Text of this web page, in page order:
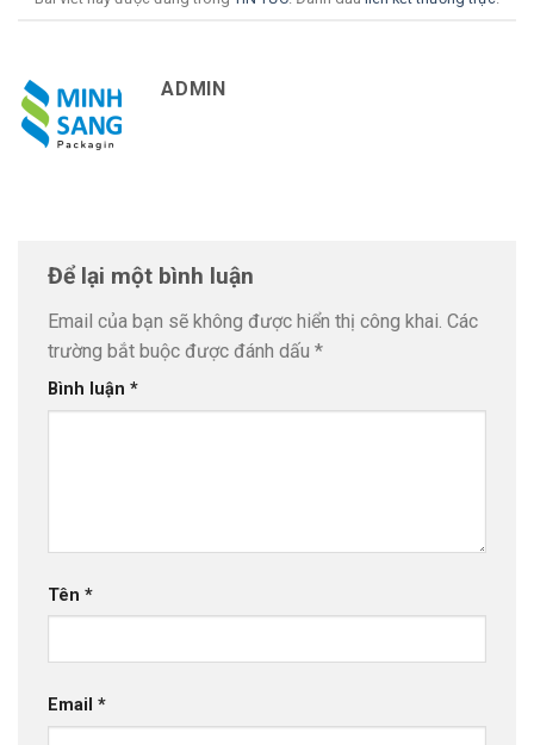
ADMIN
Để lại một bình luận
Email của bạn sẽ không được hiển thị công khai. Các
trường bắt buộc được đánh dấu *
Bình luận *
Tên *
Email *